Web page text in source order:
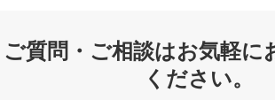
ご質問・ご相談はお気軽に
ください。